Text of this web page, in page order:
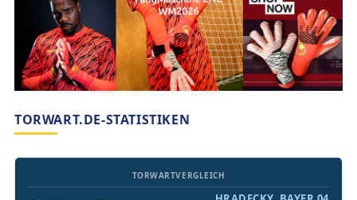
TORWART.DE-STATISTIKEN
TORWARTVERGLEICH